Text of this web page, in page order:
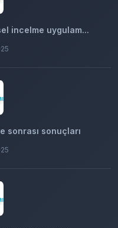
incelme uygulam...
sonrası sonuçları